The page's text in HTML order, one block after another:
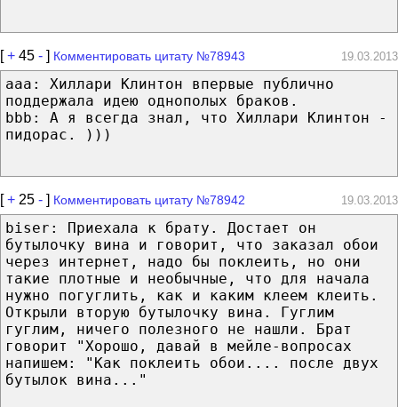
[+ 45 - ] Комментировать цитату №78943 19.03.2013
aaa: Хиллари Клинтон впервые публично
поддержала идею однополых браков.
bbb: А я всегда знал, что Хиллари Клинтон -
пидорас. )))
[+ 25 - ] Комментировать цитату №78942 19.03.2013
biser: Приехала к брату. Достает он
бутылочку вина и говорит, что заказал обои
через интернет, надо бы поклеить, но они
такие плотные и необычные, что для начала
нужно погуглить, как и каким клеем клеить.
Открыли вторую бутылочку вина. Гуглим
гуглим, ничего полезного не нашли. Брат
говорит "Хорошо, давай в мейле-вопросах
напишем: "Как поклеить обои.... после двух
бутылок вина..."